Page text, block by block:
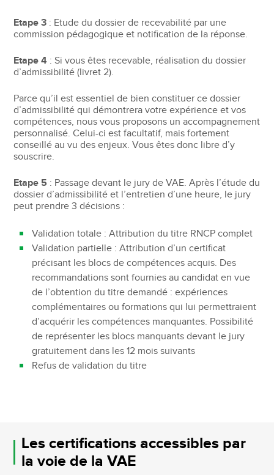
Etape 3 : Etude du dossier de recevabilité par une
commission pédagogique et notification de la réponse.
Etape 4 : Si vous êtes recevable, réalisation du dossier
d’admissibilité (livret 2).
Parce qu’il est essentiel de bien constituer ce dossier
d’admissibilité qui démontrera votre expérience et vos
compétences, nous vous proposons un accompagnement
personnalisé. Celui-ci est facultatif, mais fortement
conseillé au vu des enjeux. Vous êtes donc libre d’y
souscrire.
Etape 5 : Passage devant le jury de VAE. Après l’étude du
dossier d’admissibilité et l’entretien d’une heure, le jury
peut prendre 3 décisions :
Validation totale : Attribution du titre RNCP complet
Validation partielle : Attribution d’un certificat
précisant les blocs de compétences acquis. Des
recommandations sont fournies au candidat en vue
de l’obtention du titre demandé : expériences
complémentaires ou formations qui lui permettraient
d’acquérir les compétences manquantes. Possibilité
de représenter les blocs manquants devant le jury
gratuitement dans les 12 mois suivants
Refus de validation du titre
Les certifications accessibles par
la voie de la VAE